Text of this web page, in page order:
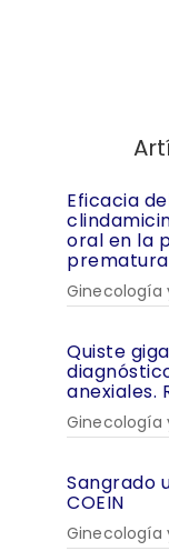
Eficacia
oral en la
Ginecología
Quiste
anexiales.
Ginecología
Sangrado
COEIN
Ginecología